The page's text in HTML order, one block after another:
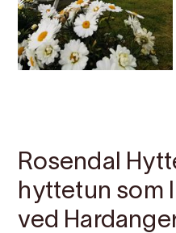
Rosendal
hyttetun som
ved